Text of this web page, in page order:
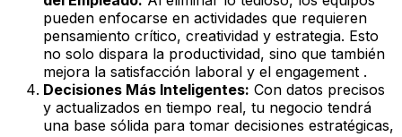
pueden enfocarse en actividades que requieren
pensamiento crítico, creatividad y estrategia. Esto
no solo dispara la productividad, sino que también
mejora la satisfacción laboral y el engagement .
Decisiones Más Inteligentes: Con datos precisos
y actualizados en tiempo real, tu negocio tendrá
una base sólida para tomar decisiones estratégicas,